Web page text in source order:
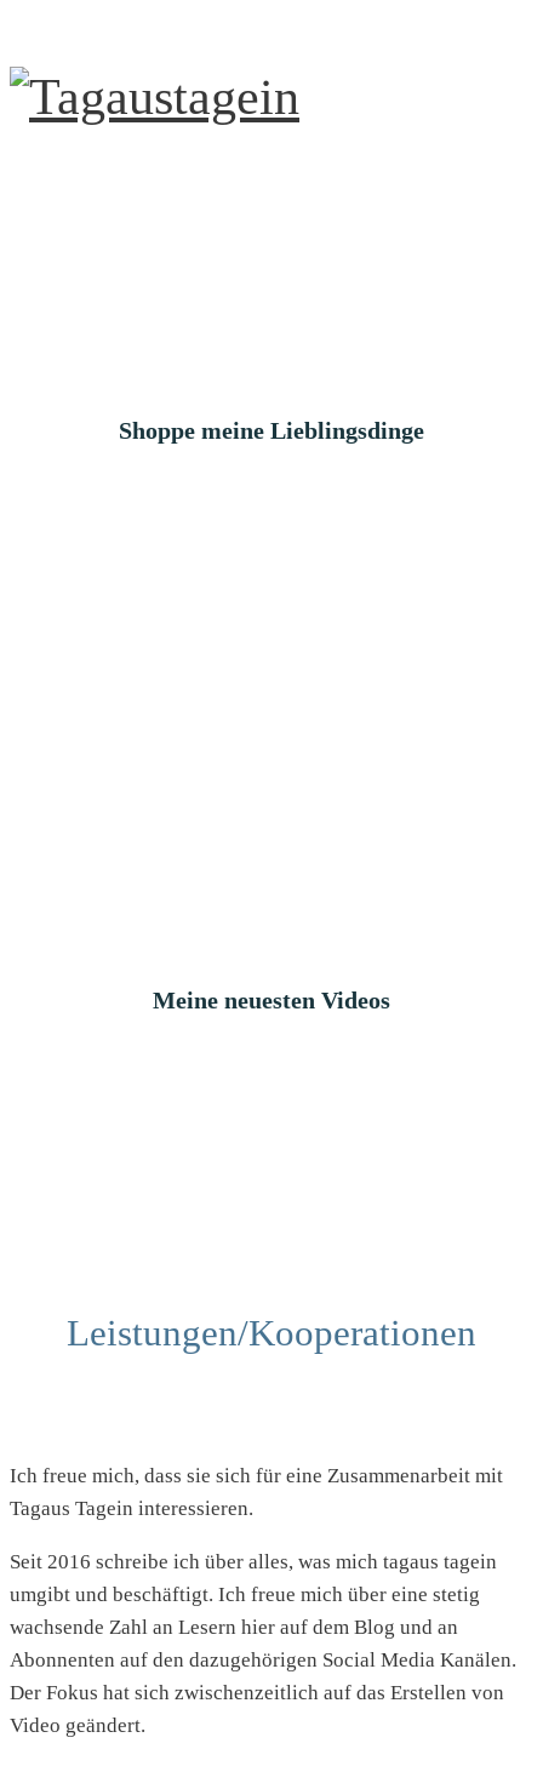
Shoppe meine Lieblingsdinge
Meine neuesten Videos
Leistungen/Kooperationen
Ich freue mich, dass sie sich für eine Zusammenarbeit mit
Tagaus Tagein interessieren.
Seit 2016 schreibe ich über alles, was mich tagaus tagein
umgibt und beschäftigt. Ich freue mich über eine stetig
wachsende Zahl an Lesern hier auf dem Blog und an
Abonnenten auf den dazugehörigen Social Media Kanälen.
Der Fokus hat sich zwischenzeitlich auf das Erstellen von
Video geändert.